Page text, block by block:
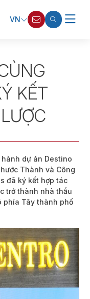
VN
KẾT
dự án Destino
Thành và Công
đã ký kết hợp tác
trở thành nhà thầu
phía Tây thành phố